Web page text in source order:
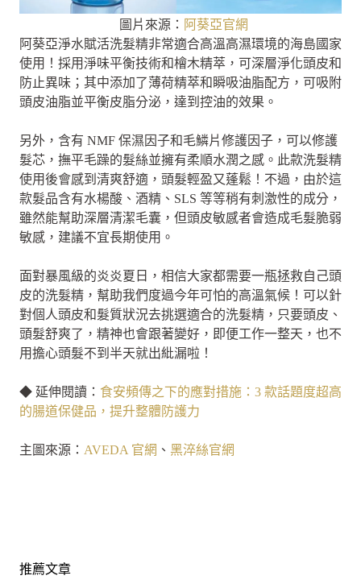
圖片來源： 阿葵亞官網
阿葵亞淨水賦活洗髮精非常適合高溫高濕環境的海島國家
使用！採用淨味平衡技術和檜木精萃，可深層淨化頭皮和
防止異味；其中添加了薄荷精萃和瞬吸油脂配方，可吸附
頭皮油脂並平衡皮脂分泌，達到控油的效果。
另外，含有 NMF 保濕因子和毛鱗片修護因子，可以修護
髮芯，撫平毛躁的髮絲並擁有柔順水潤之感。此款洗髮精
使用後會感到清爽舒適，頭髮輕盈又蓬鬆！不過，由於這
款髮品含有水楊酸、酒精、SLS 等等稍有刺激性的成分，
雖然能幫助深層清潔毛囊，但頭皮敏感者會造成毛髮脆弱
敏感，建議不宜長期使用。
面對暴風級的炎炎夏日，相信大家都需要一瓶拯救自己頭
皮的洗髮精，幫助我們度過今年可怕的高溫氣候！可以針
對個人頭皮和髮質狀況去挑選適合的洗髮精，只要頭皮、
頭髮舒爽了，精神也會跟著變好，即便工作一整天，也不
用擔心頭髮不到半天就出紕漏啦！
◆ 延伸閱讀： 食安頻傳之下的應對措施：3 款話題度超高
的腸道保健品，提升整體防護力
主圖來源： AVEDA 官網 、 黑淬絲官網
推薦文章